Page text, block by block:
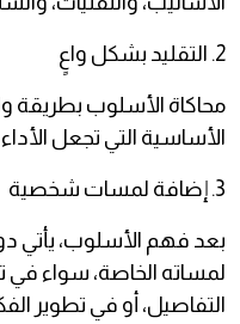
2. التقليد بشكل واعٍ
محاكاة الأسلوب بطريقة
الأساسية التي تجعل الأداء
3. إضافة لمسات شخصية
بعد فهم الأسلوب، يأتي
لمساته الخاصة، سواء في
التفاصيل، أو في تطوير